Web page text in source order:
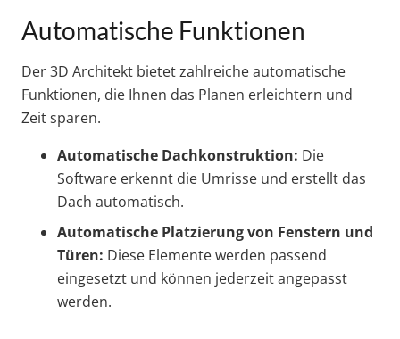
Automatische Funktionen
Der 3D Architekt bietet zahlreiche automatische
Funktionen, die Ihnen das Planen erleichtern und
Zeit sparen.
Automatische Dachkonstruktion: Die
Software erkennt die Umrisse und erstellt das
Dach automatisch.
Automatische Platzierung von Fenstern und
Türen: Diese Elemente werden passend
eingesetzt und können jederzeit angepasst
werden.